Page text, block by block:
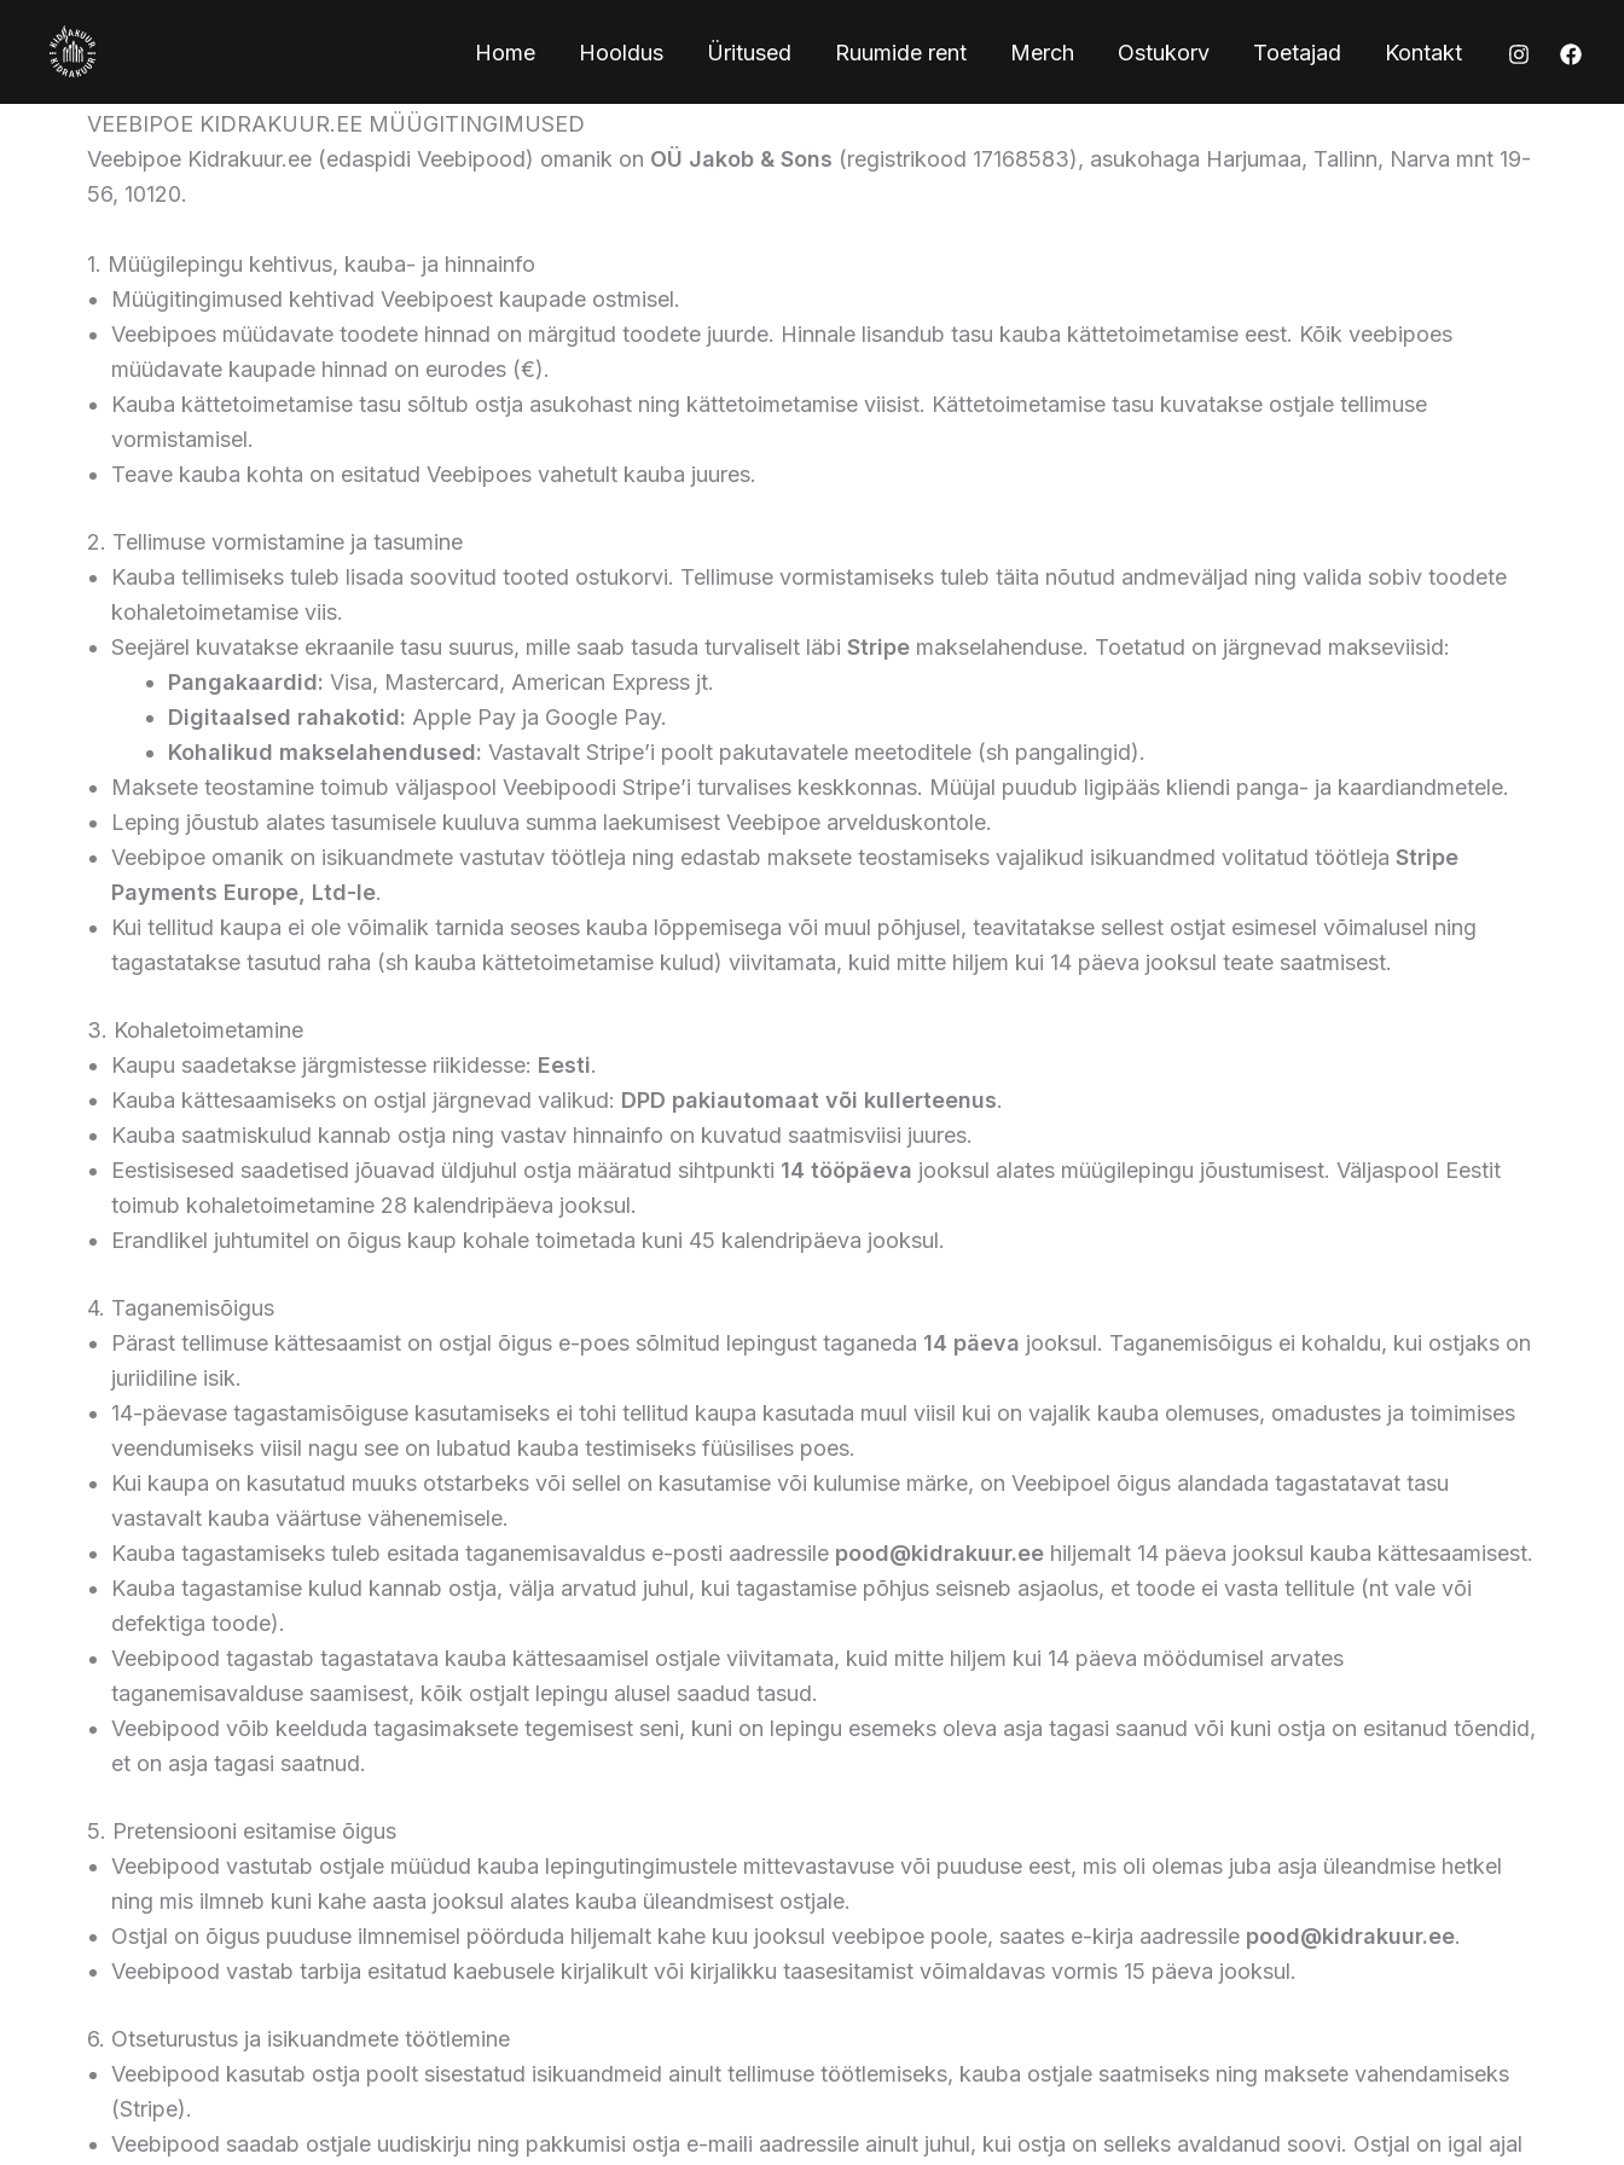
Home Hooldus Üritused Ruumide rent Merch Ostukorv Toetajad Kontakt
VEEBIPOE KIDRAKUUR.EE MÜÜGITINGIMUSED
Veebipoe Kidrakuur.ee (edaspidi Veebipood) omanik on OÜ Jakob & Sons (registrikood 17168583), asukohaga Harjumaa, Tallinn, Narva mnt 19-
56, 10120.
1. Müügilepingu kehtivus, kauba- ja hinnainfo
Müügitingimused kehtivad Veebipoest kaupade ostmisel.
Veebipoes müüdavate toodete hinnad on märgitud toodete juurde. Hinnale lisandub tasu kauba kättetoimetamise eest. Kõik veebipoes
müüdavate kaupade hinnad on eurodes (€).
Kauba kättetoimetamise tasu sõltub ostja asukohast ning kättetoimetamise viisist. Kättetoimetamise tasu kuvatakse ostjale tellimuse
vormistamisel.
Teave kauba kohta on esitatud Veebipoes vahetult kauba juures.
2. Tellimuse vormistamine ja tasumine
Kauba tellimiseks tuleb lisada soovitud tooted ostukorvi. Tellimuse vormistamiseks tuleb täita nõutud andmeväljad ning valida sobiv toodete
kohaletoimetamise viis.
Seejärel kuvatakse ekraanile tasu suurus, mille saab tasuda turvaliselt läbi Stripe makselahenduse. Toetatud on järgnevad makseviisid:
Pangakaardid: Visa, Mastercard, American Express jt.
Digitaalsed rahakotid: Apple Pay ja Google Pay.
Kohalikud makselahendused: Vastavalt Stripe’i poolt pakutavatele meetoditele (sh pangalingid).
Maksete teostamine toimub väljaspool Veebipoodi Stripe’i turvalises keskkonnas. Müüjal puudub ligipääs kliendi panga- ja kaardiandmetele.
Leping jõustub alates tasumisele kuuluva summa laekumisest Veebipoe arvelduskontole.
Veebipoe omanik on isikuandmete vastutav töötleja ning edastab maksete teostamiseks vajalikud isikuandmed volitatud töötleja Stripe
Payments Europe, Ltd-le.
Kui tellitud kaupa ei ole võimalik tarnida seoses kauba lõppemisega või muul põhjusel, teavitatakse sellest ostjat esimesel võimalusel ning
tagastatakse tasutud raha (sh kauba kättetoimetamise kulud) viivitamata, kuid mitte hiljem kui 14 päeva jooksul teate saatmisest.
3. Kohaletoimetamine
Kaupu saadetakse järgmistesse riikidesse: Eesti.
Kauba kättesaamiseks on ostjal järgnevad valikud: DPD pakiautomaat või kullerteenus.
Kauba saatmiskulud kannab ostja ning vastav hinnainfo on kuvatud saatmisviisi juures.
Eestisisesed saadetised jõuavad üldjuhul ostja määratud sihtpunkti 14 tööpäeva jooksul alates müügilepingu jõustumisest. Väljaspool Eestit
toimub kohaletoimetamine 28 kalendripäeva jooksul.
Erandlikel juhtumitel on õigus kaup kohale toimetada kuni 45 kalendripäeva jooksul.
4. Taganemisõigus
Pärast tellimuse kättesaamist on ostjal õigus e-poes sõlmitud lepingust taganeda 14 päeva jooksul. Taganemisõigus ei kohaldu, kui ostjaks on
juriidiline isik.
14-päevase tagastamisõiguse kasutamiseks ei tohi tellitud kaupa kasutada muul viisil kui on vajalik kauba olemuses, omadustes ja toimimises
veendumiseks viisil nagu see on lubatud kauba testimiseks füüsilises poes.
Kui kaupa on kasutatud muuks otstarbeks või sellel on kasutamise või kulumise märke, on Veebipoel õigus alandada tagastatavat tasu
vastavalt kauba väärtuse vähenemisele.
Kauba tagastamiseks tuleb esitada taganemisavaldus e-posti aadressile pood@kidrakuur.ee hiljemalt 14 päeva jooksul kauba kättesaamisest.
Kauba tagastamise kulud kannab ostja, välja arvatud juhul, kui tagastamise põhjus seisneb asjaolus, et toode ei vasta tellitule (nt vale või
defektiga toode).
Veebipood tagastab tagastatava kauba kättesaamisel ostjale viivitamata, kuid mitte hiljem kui 14 päeva möödumisel arvates
taganemisavalduse saamisest, kõik ostjalt lepingu alusel saadud tasud.
Veebipood võib keelduda tagasimaksete tegemisest seni, kuni on lepingu esemeks oleva asja tagasi saanud või kuni ostja on esitanud tõendid,
et on asja tagasi saatnud.
5. Pretensiooni esitamise õigus
Veebipood vastutab ostjale müüdud kauba lepingutingimustele mittevastavuse või puuduse eest, mis oli olemas juba asja üleandmise hetkel
ning mis ilmneb kuni kahe aasta jooksul alates kauba üleandmisest ostjale.
Ostjal on õigus puuduse ilmnemisel pöörduda hiljemalt kahe kuu jooksul veebipoe poole, saates e-kirja aadressile pood@kidrakuur.ee.
Veebipood vastab tarbija esitatud kaebusele kirjalikult või kirjalikku taasesitamist võimaldavas vormis 15 päeva jooksul.
6. Otseturustus ja isikuandmete töötlemine
Veebipood kasutab ostja poolt sisestatud isikuandmeid ainult tellimuse töötlemiseks, kauba ostjale saatmiseks ning maksete vahendamiseks
(Stripe).
Veebipood saadab ostjale uudiskirju ning pakkumisi ostja e-maili aadressile ainult juhul, kui ostja on selleks avaldanud soovi. Ostjal on igal ajal